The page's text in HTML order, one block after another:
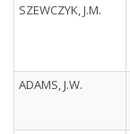
SZEWCZYK, J.M.
ADAMS, J.W.